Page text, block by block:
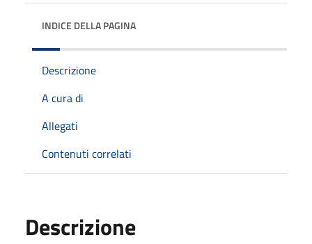
INDICE DELLA PAGINA
Descrizione
A cura di
Allegati
Contenuti correlati
Descrizione